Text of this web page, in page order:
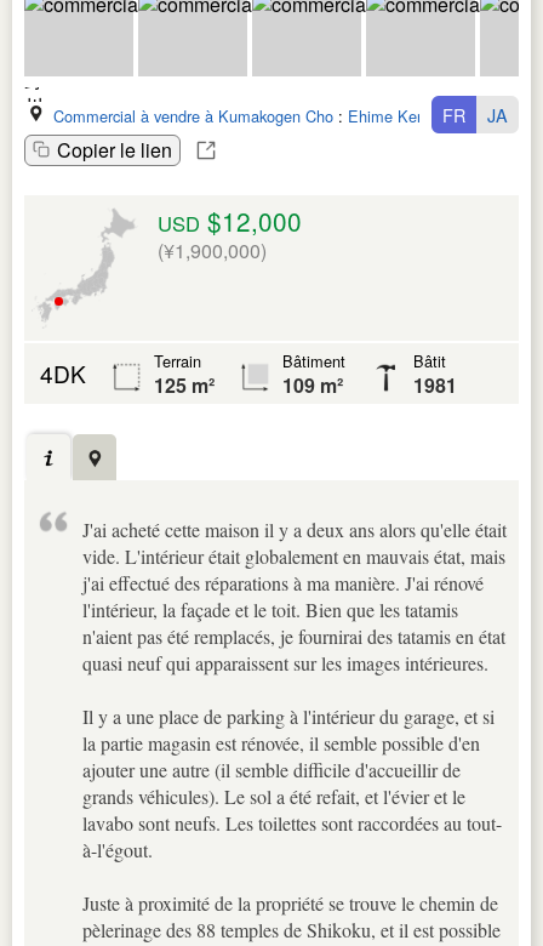
Commercial à vendre à Kumakogen Cho : Ehime Ken
Copier le lien
FR JA
USD $12,000
(¥1,900,000)
4DK Terrain
125 m²
Bâtiment
109 m²
Bâtit
1981
J'ai acheté cette maison il y a deux ans alors qu'elle était
vide. L'intérieur était globalement en mauvais état, mais
j'ai effectué des réparations à ma manière. J'ai rénové
l'intérieur, la façade et le toit. Bien que les tatamis
n'aient pas été remplacés, je fournirai des tatamis en état
quasi neuf qui apparaissent sur les images intérieures.
Il y a une place de parking à l'intérieur du garage, et si
la partie magasin est rénovée, il semble possible d'en
ajouter une autre (il semble difficile d'accueillir de
grands véhicules). Le sol a été refait, et l'évier et le
lavabo sont neufs. Les toilettes sont raccordées au tout-
à-l'égout.
Juste à proximité de la propriété se trouve le chemin de
pèlerinage des 88 temples de Shikoku, et il est possible